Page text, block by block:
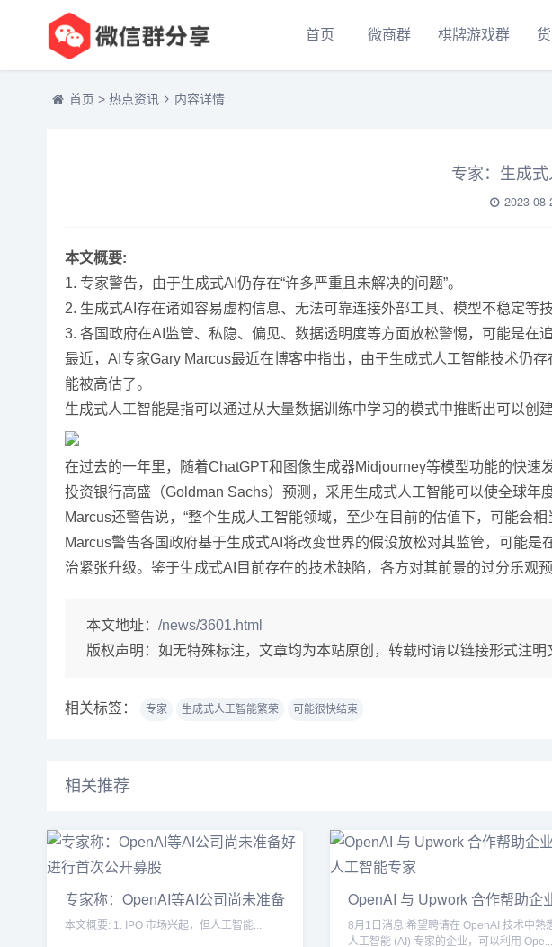
首页 微商群 棋牌游戏群
首页 > 热点资讯 内容详情
专家：生成
2023-
本文概要:
1. 专家警告，由于生成式AI仍存在“许多严重且未解决的问题”。
2. 生成式AI存在诸如容易虚构信息、无法可靠连接外部工具、模型不稳定等技
3. 各国政府在AI监管、私隐、偏见、数据透明度等方面放松警惕，可能是在追
最近，AI专家Gary Marcus最近在博客中指出，由于生成式人工智能技术仍
能被高估了。
生成式人工智能是指可以通过从大量数据训练中学习的模式中推断出可以创
在过去的一年里，随着ChatGPT和图像生成器Midjourney等模型功能的快速
投资银行高盛（Goldman Sachs）预测，采用生成式人工智能可以使全球年
Marcus还警告说，“整个生成人工智能领域，至少在目前的估值下，可能会相
Marcus警告各国政府基于生成式AI将改变世界的假设放松对其监管，可能是
治紧张升级。鉴于生成式AI目前存在的技术缺陷，各方对其前景的过分乐观预
本文地址： /news/3601.html
版权声明： 如无特殊标注，文章均为本站原创，转载时请以链接形式注明
相关标签： 专家 生成式人工智能繁荣 可能很快结束
相关推荐
专家称：OpenAI等AI公司尚未准备
好进
本文概要: 1. IPO 市场兴起，但人工智能...
OpenAI 与 Upwork 合作帮助企
招
8月1日消息:希望聘请在 OpenAI 技术中熟
人工智能 (AI) 专家的企业，可以利用 Ope...